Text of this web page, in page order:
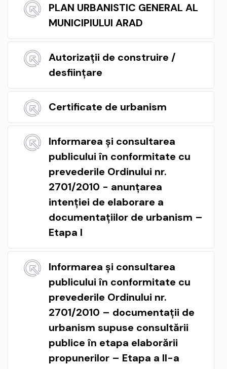
PLAN URBANISTIC GENERAL AL
MUNICIPIULUI ARAD
Autorizații de construire /
desființare
Certificate de urbanism
Informarea și consultarea
publicului în conformitate cu
prevederile Ordinului nr.
2701/2010 - anunțarea
intenției de elaborare a
documentațiilor de urbanism –
Etapa I
Informarea și consultarea
publicului în conformitate cu
prevederile Ordinului nr.
2701/2010 – documentații de
urbanism supuse consultării
publice în etapa elaborării
propunerilor – Etapa a II-a